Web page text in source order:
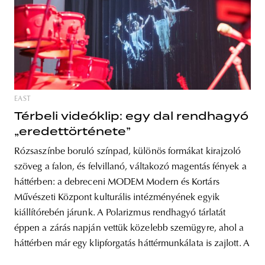
EAST
Térbeli videóklip: egy dal rendhagyó
„eredettörténete”
Rózsaszínbe boruló színpad, különös formákat kirajzoló
szöveg a falon, és felvillanó, váltakozó magentás fények a
háttérben: a debreceni MODEM Modern és Kortárs
Művészeti Központ kulturális intézményének egyik
kiállítórebén járunk. A Polarizmus rendhagyó tárlatát
éppen a zárás napján vettük közelebb szemügyre, ahol a
háttérben már egy klipforgatás háttérmunkálata is zajlott. A